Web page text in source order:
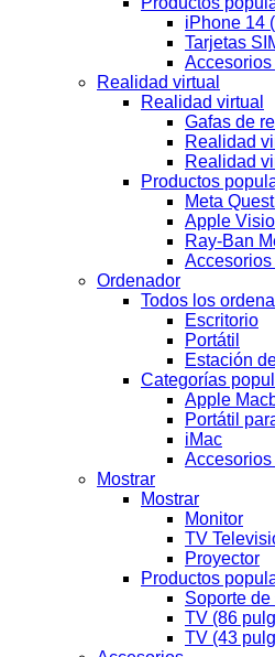
iPhone 14
Tarjetas
Realidad virtual
Realidad virtual
Gafas de
Realidad
Realidad
Productos
Meta
Apple
Ray-Ban
Ordenador
Todos los
Escritorio
Portátil
Estación
Categorías
Apple
Portátil
iMac
Mostrar
Mostrar
Monitor
TV
Proyector
Productos
Soporte
TV (86
TV (43